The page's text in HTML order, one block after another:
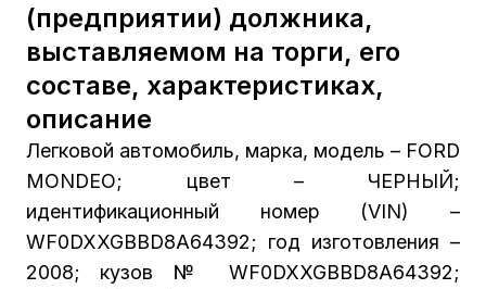
(предприятии) должника,
выставляемом на торги, его
составе, характеристиках,
описание
Легковой автомобиль, марка, модель – FORD
MONDEO; цвет – ЧЕРНЫЙ;
идентификационный номер (VIN) –
WF0DXXGBBD8A64392; год изготовления –
2008; кузов № WF0DXXGBBD8A64392;